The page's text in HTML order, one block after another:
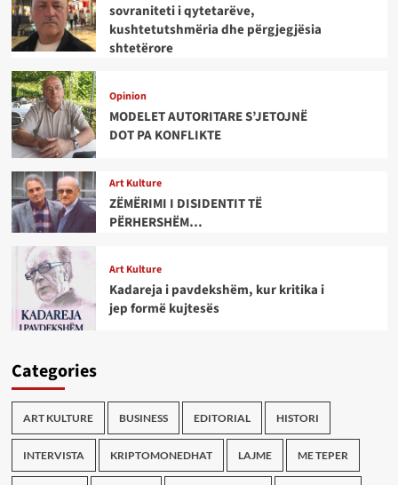
sovraniteti i qytetarëve,
kushtetutshmëria dhe përgjegjësia
shtetërore
Opinion
MODELET AUTORITARE S’JETOJNË
DOT PA KONFLIKTE
Art Kulture
ZËMËRIMI I DISIDENTIT TË
PËRHERSHËM…
Art Kulture
Kadareja i pavdekshëm, kur kritika i
jep formë kujtesës
Categories
ART KULTURE BUSINESS EDITORIAL HISTORI
INTERVISTA KRIPTOMONEDHAT LAJME ME TEPER